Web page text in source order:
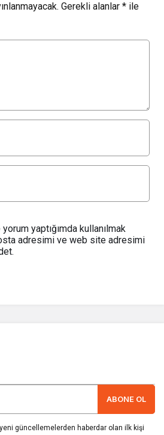
Gerekli alanlar * ile
yaptığımda kullanılmak
adresimi ve web site adresimi
ABONE OL
güncellemelerden haberdar olan ilk kişi